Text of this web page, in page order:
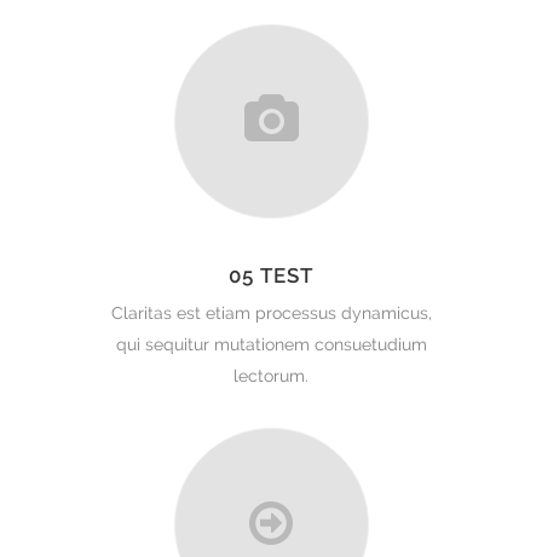
05 TEST
Claritas est etiam processus dynamicus,
qui sequitur mutationem consuetudium
lectorum.